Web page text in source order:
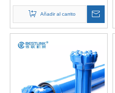
excéntrica para pozos,
orificios de lechada de
micropilotes
Añadir al carrito